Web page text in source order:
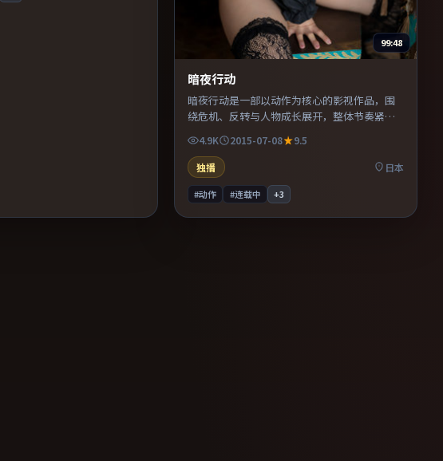
99:48
暗夜行动
暗夜行动是一部以动作为核心的影视作品，围
绕危机、反转与人物成长展开，整体节奏紧
4.9K 2015-07-08
9.5
独播
日本
#动作 #连载中 +3